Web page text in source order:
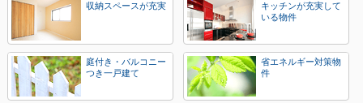
収納スペースが充実
キッチンが充実して
いる物件
庭付き・バルコニー
つき一戸建て
省エネルギー対策物
件